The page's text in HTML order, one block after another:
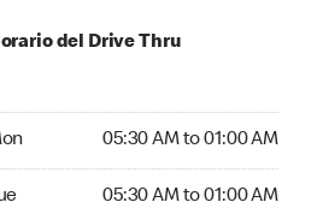
del Drive Thru
05:30 AM to 01:00 AM
05:30 AM to 01:00 AM